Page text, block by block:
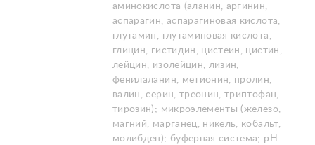
аминокислота (аланин, аргинин,
аспарагин, аспарагиновая кислота,
глутамин, глутаминовая кислота,
глицин, гистидин, цистеин, цистин,
лейцин, изолейцин, лизин,
фенилаланин, метионин, пролин,
валин, серин, треонин, триптофан,
тирозин); микроэлементы (железо,
магний, марганец, никель, кобальт,
молибден); буферная система; рН